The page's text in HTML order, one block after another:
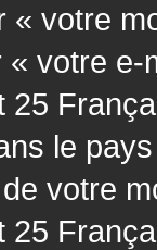
« votre
votre
25
le
votre